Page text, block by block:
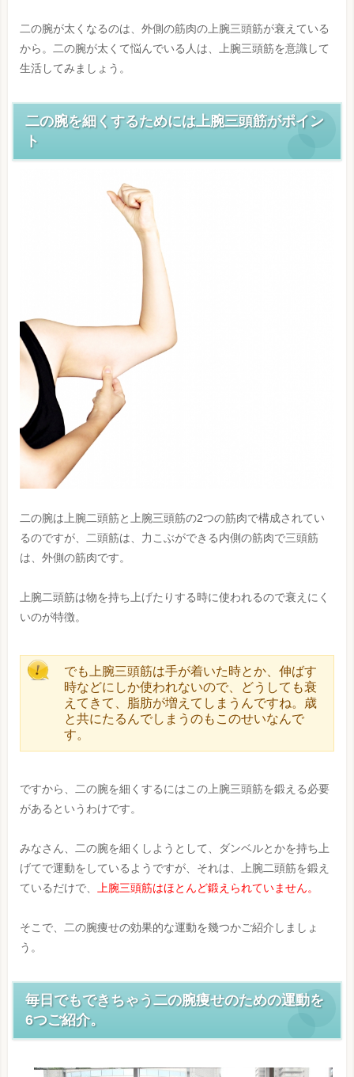
二の腕が太くなるのは、外側の筋肉の上腕三頭筋が衰えている
から。二の腕が太くて悩んでいる人は、上腕三頭筋を意識して
生活してみましょう。
二の腕を細くするためには上腕三頭筋がポイン
ト
二の腕は上腕二頭筋と上腕三頭筋の2つの筋肉で構成されてい
るのですが、二頭筋は、力こぶができる内側の筋肉で三頭筋
は、外側の筋肉です。
上腕二頭筋は物を持ち上げたりする時に使われるので衰えにく
いのが特徴。
でも上腕三頭筋は手が着いた時とか、伸ばす
時などにしか使われないので、どうしても衰
えてきて、脂肪が増えてしまうんですね。歳
と共にたるんでしまうのもこのせいなんで
す。
ですから、二の腕を細くするにはこの上腕三頭筋を鍛える必要
があるというわけです。
みなさん、二の腕を細くしようとして、ダンベルとかを持ち上
げてで運動をしているようですが、それは、上腕二頭筋を鍛え
ているだけで、
上腕三頭筋はほとんど鍛えられていません。
そこで、二の腕痩せの効果的な運動を幾つかご紹介しましょ
う。
毎日でもできちゃう二の腕痩せのための運動を
6つご紹介。